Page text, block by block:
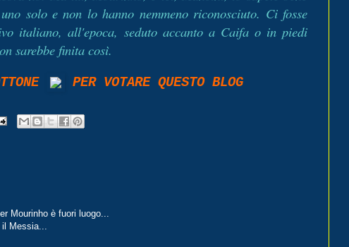
solo e non lo hanno nemmeno riconosciuto. Ci fosse
italiano, all'epoca, seduto accanto a Caifa o in piedi
sarebbe finita così.
PER VOTARE QUESTO BLOG
Mourinho è fuori luogo...
il Messia...